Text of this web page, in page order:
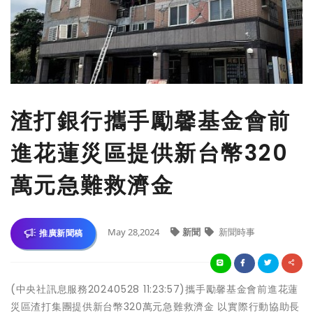
渣打銀行攜手勵馨基金會前
進花蓮災區提供新台幣320
萬元急難救濟金
推廣新聞稿 May 28,2024 新聞 新聞時事
(中央社訊息服務20240528 11:23:57)攜手勵馨基金會前進花蓮
災區渣打集團提供新台幣320萬元急難救濟金 以實際行動協助長